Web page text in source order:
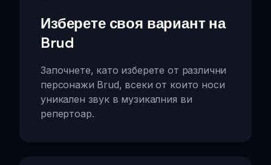
Изберете своя вариант на
Brud
Започнете, като изберете от различни
персонажи Brud, всеки от които носи
уникален звук в музикалния ви
репертоар.